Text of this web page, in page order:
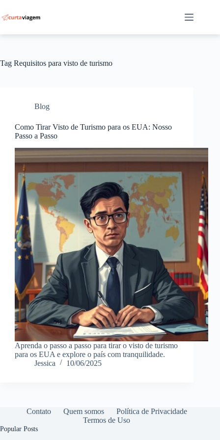
para
o
Tag Requisitos para visto de turismo
Blog
Como Tirar Visto de Turismo para os EUA: Nosso
Passo a Passo
Aprenda o passo a passo para tirar o visto de turismo
para os EUA e explore o país com tranquilidade.
Jessica
10/06/2025
Contato Quem somos
Política de Privacidade
Termos de Uso
Popular Posts